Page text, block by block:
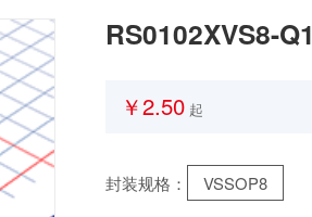
RS0102XVS8-Q1
￥2.50起
封装规格： VSSOP8